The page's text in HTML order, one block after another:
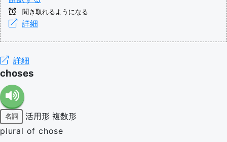
聞き取れるようになる
詳細
詳細
choses
名詞 活用形 複数形
plural of chose